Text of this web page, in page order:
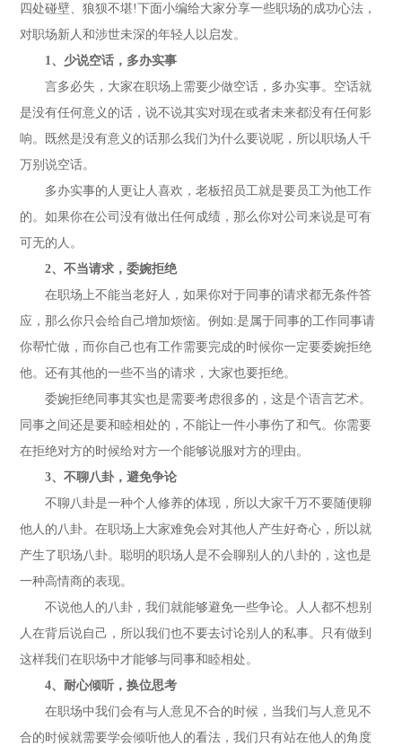
四处碰壁、狼狈不堪!下面小编给大家分享一些职场的成功心法，
对职场新人和涉世未深的年轻人以启发。
1、少说空话，多办实事
言多必失，大家在职场上需要少做空话，多办实事。空话就
是没有任何意义的话，说不说其实对现在或者未来都没有任何影
响。既然是没有意义的话那么我们为什么要说呢，所以职场人千
万别说空话。
多办实事的人更让人喜欢，老板招员工就是要员工为他工作
的。如果你在公司没有做出任何成绩，那么你对公司来说是可有
可无的人。
2、不当请求，委婉拒绝
在职场上不能当老好人，如果你对于同事的请求都无条件答
应，那么你只会给自己增加烦恼。例如:是属于同事的工作同事请
你帮忙做，而你自己也有工作需要完成的时候你一定要委婉拒绝
他。还有其他的一些不当的请求，大家也要拒绝。
委婉拒绝同事其实也是需要考虑很多的，这是个语言艺术。
同事之间还是要和睦相处的，不能让一件小事伤了和气。你需要
在拒绝对方的时候给对方一个能够说服对方的理由。
3、不聊八卦，避免争论
不聊八卦是一种个人修养的体现，所以大家千万不要随便聊
他人的八卦。在职场上大家难免会对其他人产生好奇心，所以就
产生了职场八卦。聪明的职场人是不会聊别人的八卦的，这也是
一种高情商的表现。
不说他人的八卦，我们就能够避免一些争论。人人都不想别
人在背后说自己，所以我们也不要去讨论别人的私事。只有做到
这样我们在职场中才能够与同事和睦相处。
4、耐心倾听，换位思考
在职场中我们会有与人意见不合的时候，当我们与人意见不
合的时候就需要学会倾听他人的看法，我们只有站在他人的角度